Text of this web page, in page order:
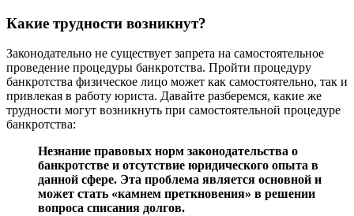
Какие трудности возникнут?
Законодательно не существует запрета на самостоятельное
проведение процедуры банкротства. Пройти процедуру
банкротства физическое лицо может как самостоятельно, так и
привлекая в работу юриста. Давайте разберемся, какие же
трудности могут возникнуть при самостоятельной процедуре
банкротства:
Незнание правовых норм законодательства о
банкротстве и отсутствие юридического опыта в
данной сфере. Эта проблема является основной и
может стать «камнем преткновения» в решении
вопроса списания долгов.